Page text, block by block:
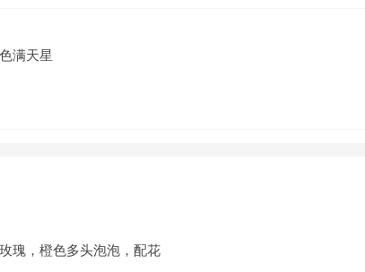
满天星
瑰，橙色多头泡泡，配花